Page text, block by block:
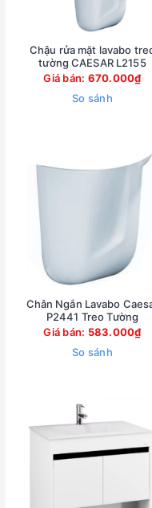
Chậu rửa mặt lavabo
tường CAESAR L2155
Giá bán: 670.000₫
So sánh
Chân Ngắn Lavabo
P2441 Treo Tường
Giá bán: 583.000₫
So sánh